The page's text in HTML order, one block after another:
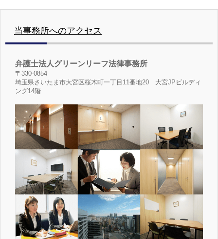
当事務所へのアクセス
弁護士法人グリーンリーフ法律事務所
〒330-0854
埼玉県さいたま市大宮区桜木町一丁目11番地20 大宮JPビルディ
ング14階